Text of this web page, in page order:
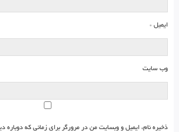
ایمیل *
وب‌ سایت
ذخیره نام، ایمیل و وبسایت من در مرورگر برای زمانی که دوباره